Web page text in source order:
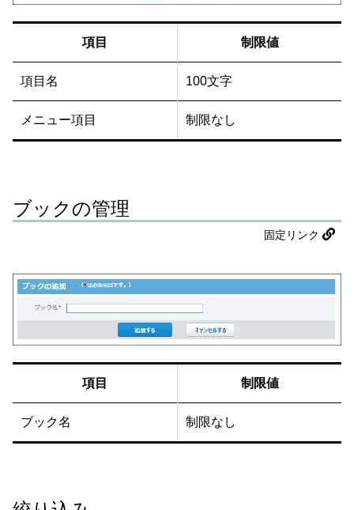
項目 制限値
項目名 100文字
メニュー項目 制限なし
ブックの管理
固定リンク
項目 制限値
ブック名 制限なし